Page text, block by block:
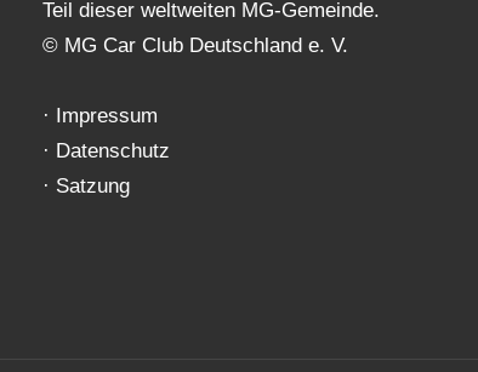
Teil dieser weltweiten MG-Gemeinde.
© MG Car Club Deutschland e. V.
· Impressum
· Datenschutz
· Satzung